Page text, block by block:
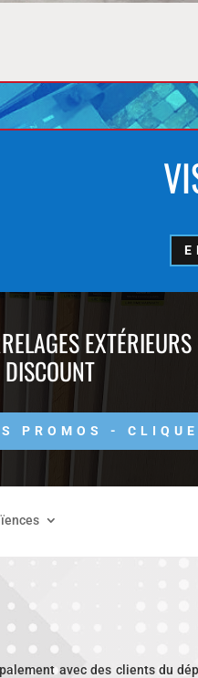
DISCOUNT
PROMOS -
avec des clients du